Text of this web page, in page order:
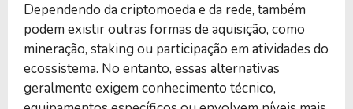
Dependendo da criptomoeda e da rede, também
podem existir outras formas de aquisição, como
mineração, staking ou participação em atividades do
ecossistema. No entanto, essas alternativas
geralmente exigem conhecimento técnico,